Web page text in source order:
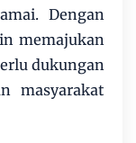
Dengan
memajukan
dukungan
masyarakat